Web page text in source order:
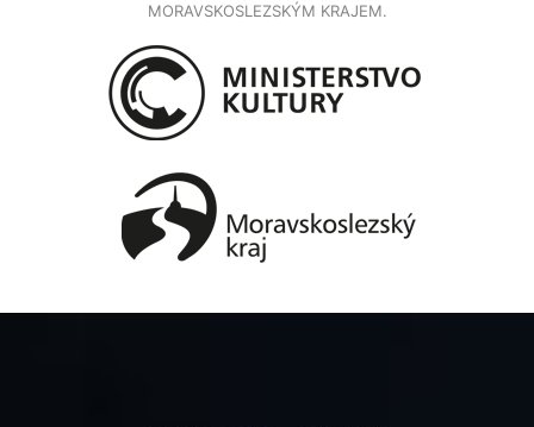
MORAVSKOSLEZSKÝM KRAJEM.